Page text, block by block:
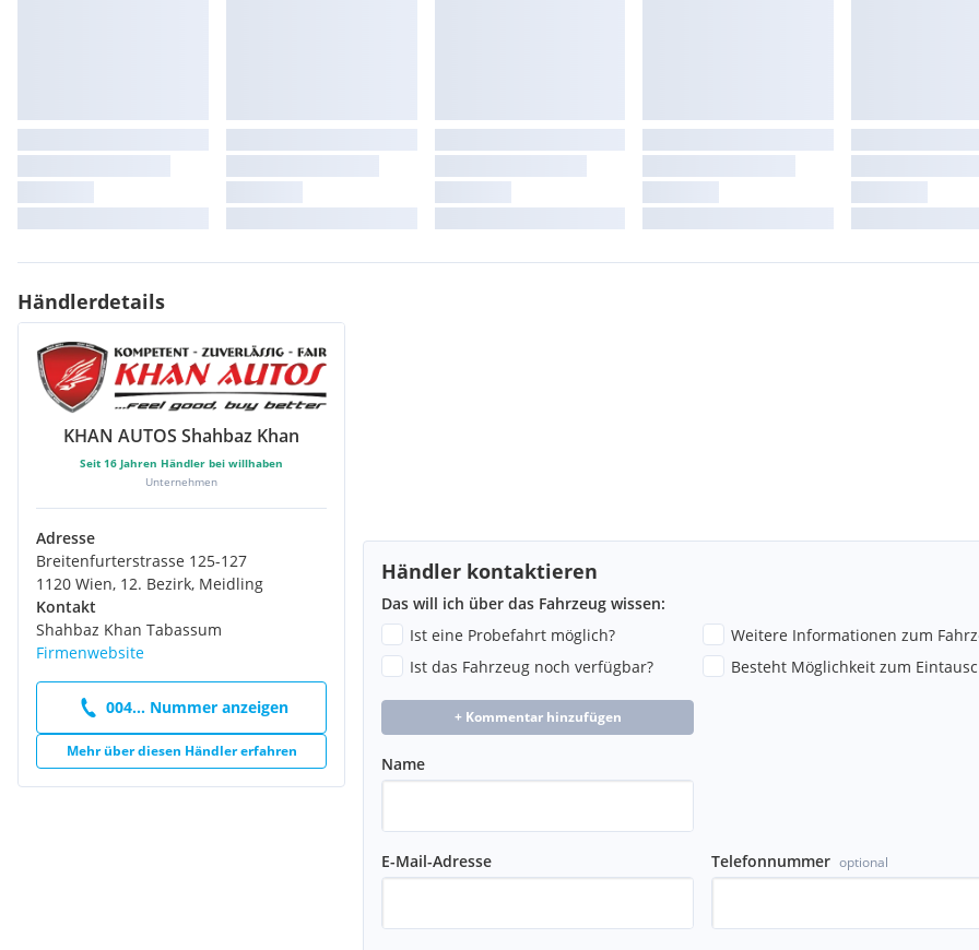
Händlerdetails
KHAN AUTOS Shahbaz Khan
Seit 16 Jahren Händler bei willhaben
Unternehmen
Adresse
Breitenfurterstrasse 125-127
1120 Wien, 12. Bezirk, Meidling
Kontakt
Shahbaz Khan Tabassum
Firmenwebsite
004... Nummer anzeigen
Mehr über diesen Händler erfahren
Händler kontaktieren
Das will ich über das Fahrzeug wissen:
Ist eine Probefahrt möglich?
Weitere Informationen zum
Ist das Fahrzeug noch verfügbar?
Besteht Möglichkeit zum
+ Kommentar hinzufügen
Name
E-Mail-Adresse Telefonnummer optional